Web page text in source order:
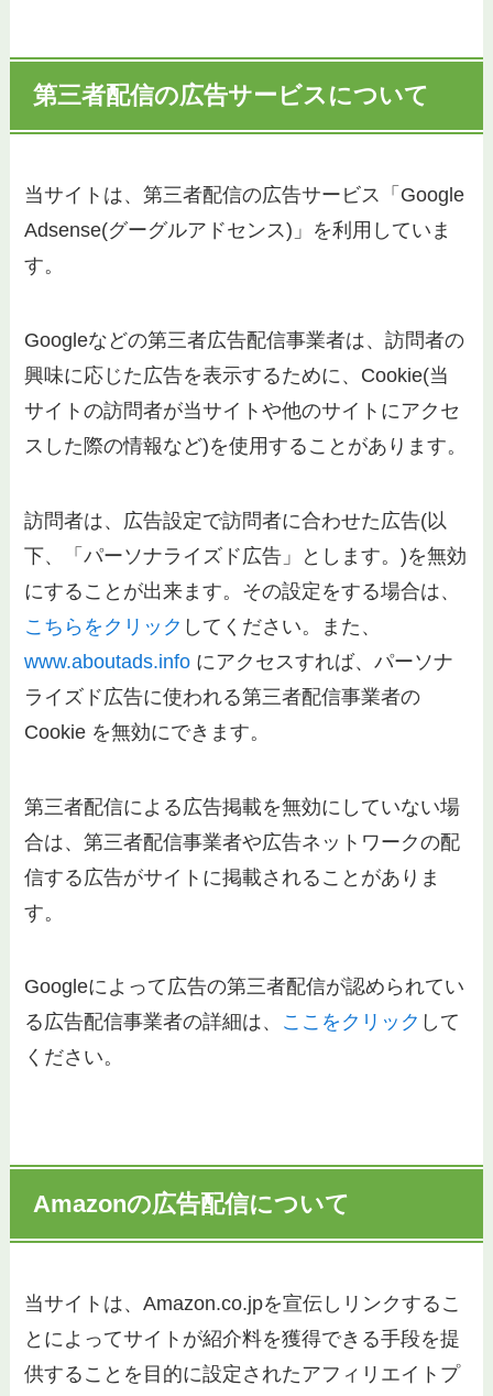
第三者配信の広告サービスについて
当サイトは、第三者配信の広告サービス「Google
Adsense(グーグルアドセンス)」を利用していま
す。
Googleなどの第三者広告配信事業者は、訪問者の
興味に応じた広告を表示するために、Cookie(当
サイトの訪問者が当サイトや他のサイトにアクセ
スした際の情報など)を使用することがあります。
訪問者は、広告設定で訪問者に合わせた広告(以
下、「パーソナライズド広告」とします。)を無効
にすることが出来ます。その設定をする場合は、
こちらをクリック してください。また、
www.aboutads.info にアクセスすれば、パーソナ
ライズド広告に使われる第三者配信事業者の
Cookie を無効にできます。
第三者配信による広告掲載を無効にしていない場
合は、第三者配信事業者や広告ネットワークの配
信する広告がサイトに掲載されることがありま
す。
Googleによって広告の第三者配信が認められてい
る広告配信事業者の詳細は、 ここをクリック して
ください。
Amazonの広告配信について
当サイトは、Amazon.co.jpを宣伝しリンクするこ
とによってサイトが紹介料を獲得できる手段を提
供することを目的に設定されたアフィリエイトプ